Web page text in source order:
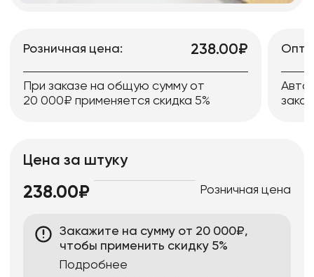
Розничная цена: 238.00₽
При заказе на общую сумму от
20 000₽ применяется скидка 5%
Цена за штуку
238.00₽ Розничная цена
Закажите на сумму от 20 000₽,
чтобы применить скидку 5%
Подробнее